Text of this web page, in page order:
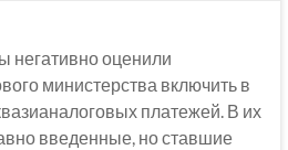
негативно оценили
министерства включить в
платежей. В их
введенные, но ставшие